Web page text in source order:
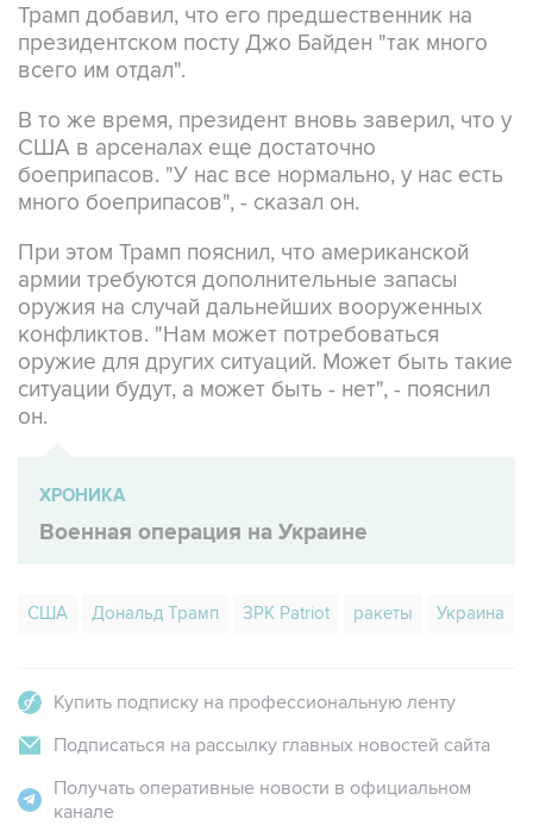
Трамп добавил, что его предшественник на
президентском посту Джо Байден "так много
всего им отдал".
В то же время, президент вновь заверил, что у
США в арсеналах еще достаточно
боеприпасов. "У нас все нормально, у нас есть
много боеприпасов", - сказал он.
При этом Трамп пояснил, что американской
армии требуются дополнительные запасы
оружия на случай дальнейших вооруженных
конфликтов. "Нам может потребоваться
оружие для других ситуаций. Может быть такие
ситуации будут, а может быть - нет", - пояснил
он.
ХРОНИКА
Военная операция на Украине
США Дональд Трамп ЗРК Patriot ракеты Украина
Купить подписку на профессиональную ленту
Подписаться на рассылку главных новостей сайта
Получать оперативные новости в официальном
канале